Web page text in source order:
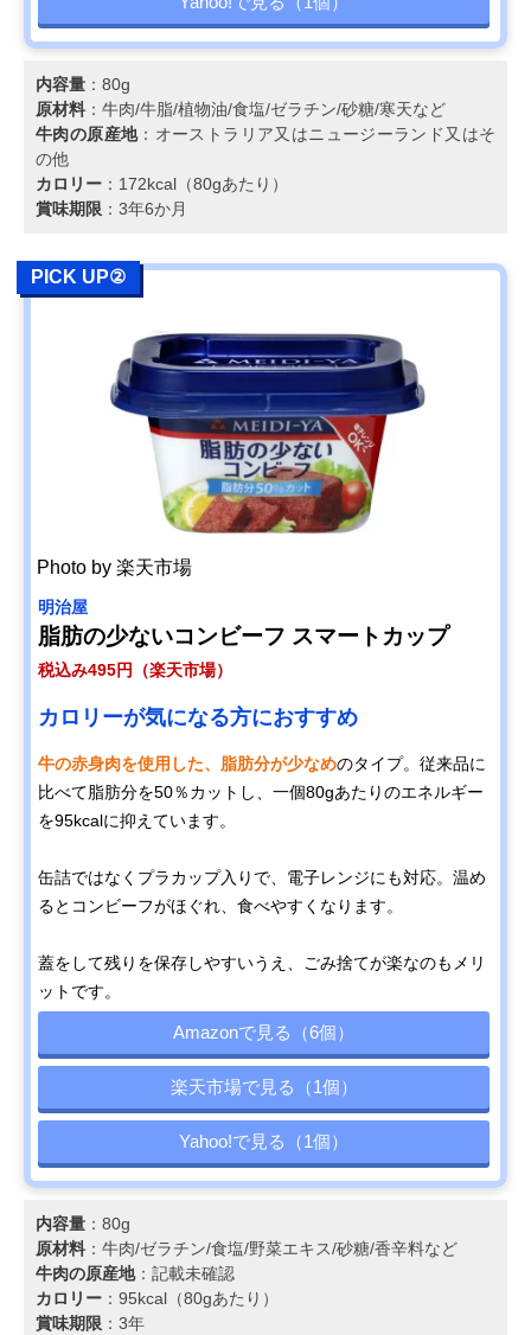
内容量 ：80g
原材料 ：牛肉/牛脂/植物油/食塩/ゼラチン/砂糖/寒天など
牛肉の原産地：オーストラリア又はニュージーランド又はそ
の他
カロリー ：172kcal（80gあたり）
賞味期限 ：3年6か月
PICK UP②
Photo by 楽天市場
明治屋
脂肪の少ないコンビーフ スマートカップ
税込み495円（楽天市場）
カロリーが気になる方におすすめ
牛の赤身肉を使用した、脂肪分が少なめのタイプ。従来品に
比べて脂肪分を50％カットし、一個80gあたりのエネルギー
を95kcalに抑えています。
缶詰ではなくプラカップ入りで、電子レンジにも対応。温め
るとコンビーフがほぐれ、食べやすくなります。
蓋をして残りを保存しやすいうえ、ごみ捨てが楽なのもメリ
ットです。
Amazonで見る（6個）
楽天市場で見る（1個）
Yahoo!で見る（1個）
内容量 ：80g
原材料 ：牛肉/ゼラチン/食塩/野菜エキス/砂糖/香辛料など
牛肉の原産地：記載未確認
カロリー ：95kcal（80gあたり）
賞味期限 ：3年